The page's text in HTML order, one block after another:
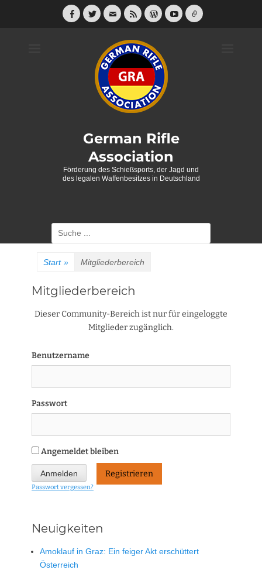
Facebook
Twitter
E-
Feed WordPress
YouTube
Link
German Rifle
Association
Förderung des Schießsports, der Jagd und
des legalen Waffenbesitzes in Deutschland
Suche
nach:
Start » Mitgliederbereich
Mitgliederbereich
Dieser Community-Bereich ist nur für eingeloggte
Mitglieder zugänglich.
Benutzername
Passwort
Angemeldet bleiben
Registrieren
Passwort vergessen?
Neuigkeiten
Amoklauf in Graz: Ein feiger Akt erschüttert
Österreich